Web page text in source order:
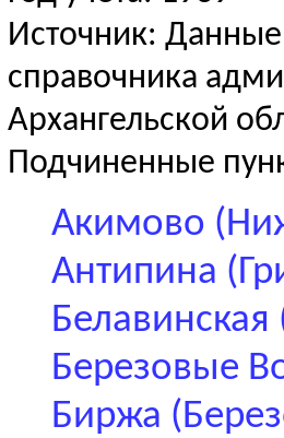
Источник:
справочника
Архангельской
Подчиненные
Акимово
Антипина
Березовые
Биржа